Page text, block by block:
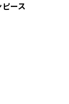
ピース